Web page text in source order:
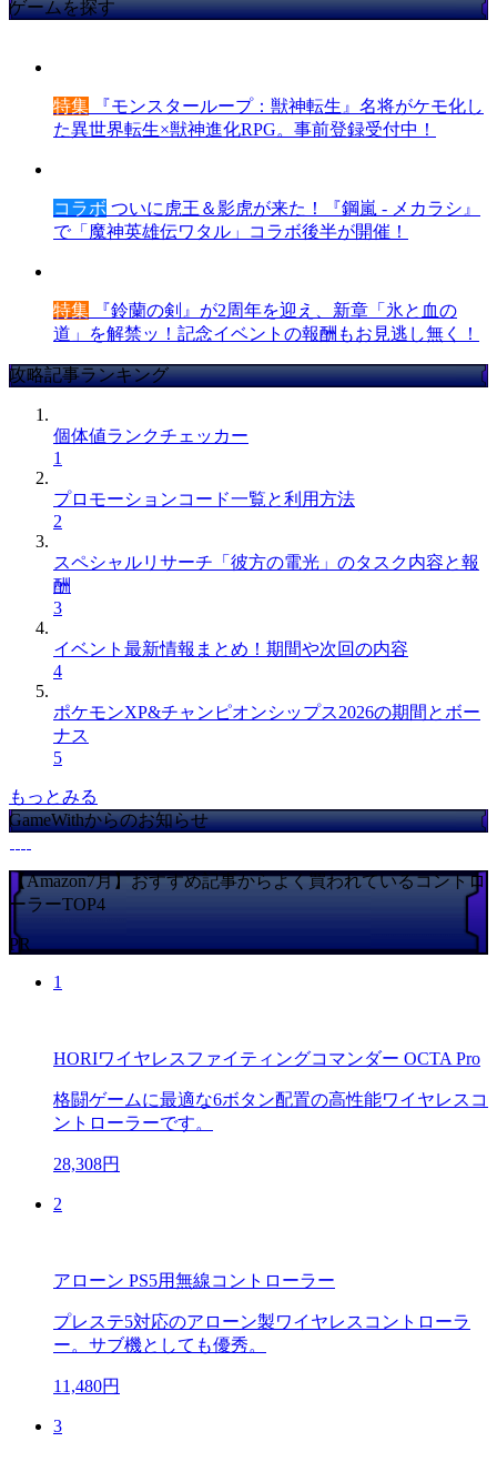
ゲームを探す
特集 『モンスターループ：獣神転生』名将がケモ化し
た異世界転生×獣神進化RPG。事前登録受付中！
コラボ ついに虎王＆影虎が来た！『鋼嵐 - メカラシ』
で「魔神英雄伝ワタル」コラボ後半が開催！
特集 『鈴蘭の剣』が2周年を迎え、新章「氷と血の
道」を解禁ッ！記念イベントの報酬もお見逃し無く！
攻略記事ランキング
個体値ランクチェッカー
1
プロモーションコード一覧と利用方法
2
スペシャルリサーチ「彼方の電光」のタスク内容と報
酬
3
イベント最新情報まとめ！期間や次回の内容
4
ポケモンXP&チャンピオンシップス2026の期間とボー
ナス
5
もっとみる
GameWithからのお知らせ
【Amazon7月】おすすめ記事からよく買われているコントロ
ーラーTOP4
PR
1
HORIワイヤレスファイティングコマンダー OCTA Pro
格闘ゲームに最適な6ボタン配置の高性能ワイヤレスコ
ントローラーです。
28,308円
2
アローン PS5用無線コントローラー
プレステ5対応のアローン製ワイヤレスコントローラ
ー。サブ機としても優秀。
11,480円
3